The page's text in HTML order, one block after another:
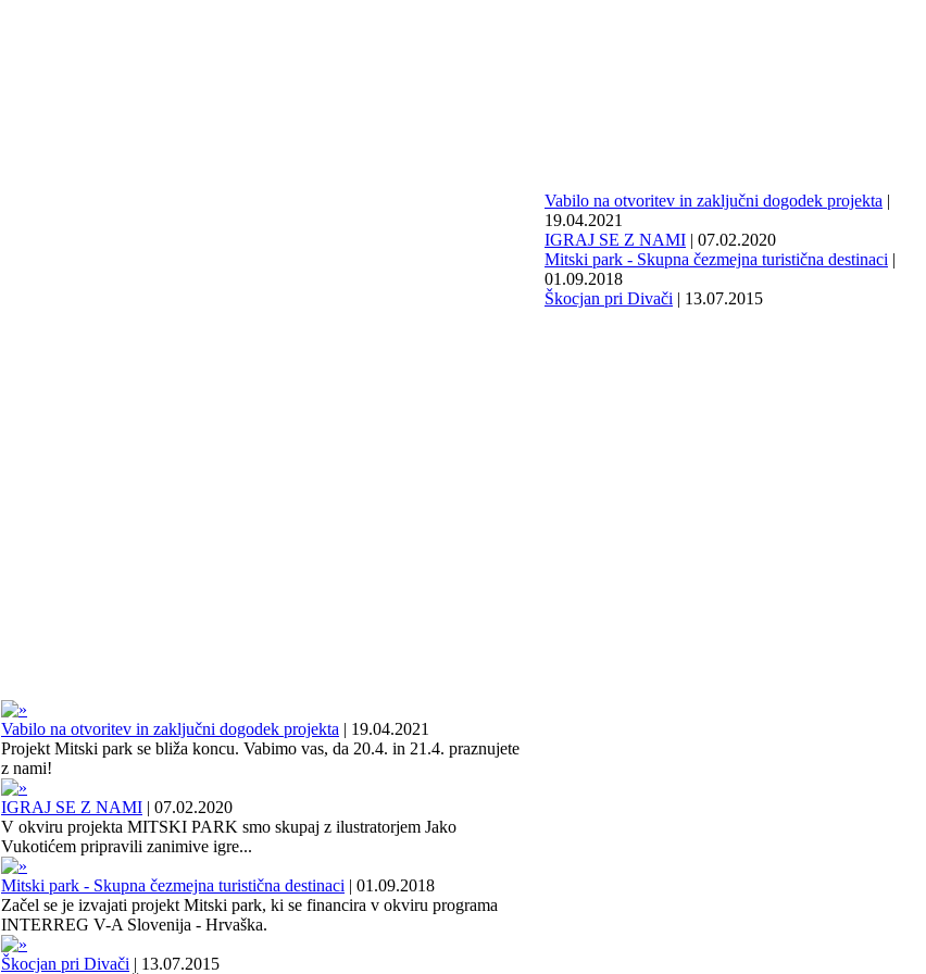
Vabilo na otvoritev in zaključni dogodek projekta |
19.04.2021
IGRAJ SE Z NAMI | 07.02.2020
Mitski park - Skupna čezmejna turistična destinaci |
01.09.2018
Škocjan pri Divači | 13.07.2015
Vabilo na otvoritev in zaključni dogodek projekta | 19.04.2021
Projekt Mitski park se bliža koncu. Vabimo vas, da 20.4. in 21.4. praznujete
z nami!
IGRAJ SE Z NAMI | 07.02.2020
V okviru projekta MITSKI PARK smo skupaj z ilustratorjem Jako
Vukotićem pripravili zanimive igre...
Mitski park - Skupna čezmejna turistična destinaci | 01.09.2018
Začel se je izvajati projekt Mitski park, ki se financira v okviru programa
INTERREG V-A Slovenija - Hrvaška.
Škocjan pri Divači | 13.07.2015